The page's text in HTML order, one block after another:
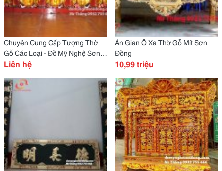
Chuyên Cung Cấp Tượng Thờ
Gỗ Các Loại - Đồ Mỹ Nghệ Sơn
Đồng
Liên hệ
Án Gian Ô Xa Thờ Gỗ Mít Sơn
Đồng
10,99 triệu